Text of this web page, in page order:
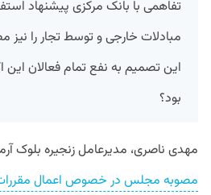
تفاهمی با بانک مرکزی پیشنهاد
مبادلات خارجیو توسط تجاررا نیز
این تصمیم به نفع تمامفعالان این
بود؟
مهدی ناصری، مدیرعاملزنجیره بلوک
مصوبه مجلس در خصوص اعمال مقررات